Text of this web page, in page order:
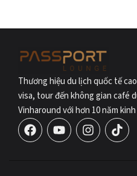
Thương hiệu du lịch quốc tế
visa, tour đến không gian café
Vinharound với hơn 10 năm